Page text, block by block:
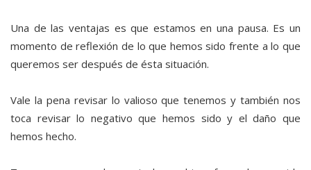
Una de las ventajas es que estamos en una pausa. Es un
momento de reflexión de lo que hemos sido frente a lo que
queremos ser después de ésta situación.
Vale la pena revisar lo valioso que tenemos y también nos
toca revisar lo negativo que hemos sido y el daño que
hemos hecho.